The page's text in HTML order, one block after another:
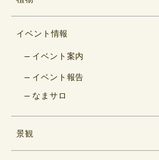
イベント情報
イベント案内
イベント報告
なまサロ
景観